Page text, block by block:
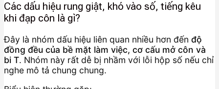
Các dấu hiệu rung giật, khó vào số, tiếng kêu
khi đạp côn là gì?
Đây là nhóm dấu hiệu liên quan nhiều hơn đến độ
đồng đều của bề mặt làm việc, cơ cấu mở côn và
bi T. Nhóm này rất dễ bị nhầm với lỗi hộp số nếu chỉ
nghe mô tả chung chung.